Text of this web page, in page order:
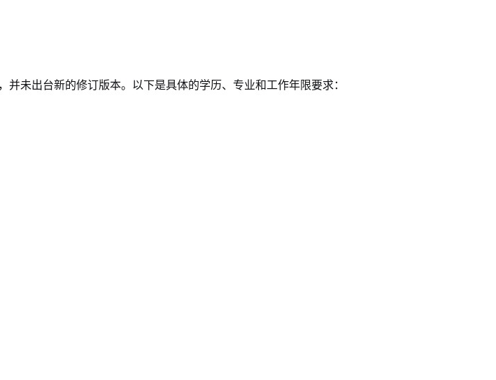
未出台新的修订版本。以下是具体的学历、专业和工作年限要求：